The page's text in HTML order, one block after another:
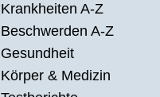
Krankheiten A-Z
Beschwerden A-Z
Gesundheit
Körper & Medizin